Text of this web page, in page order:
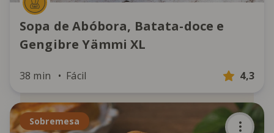
Sopa de Abóbora, Batata-doce e
Gengibre Yämmi XL
38 min Fácil 4,3
Sobremesa